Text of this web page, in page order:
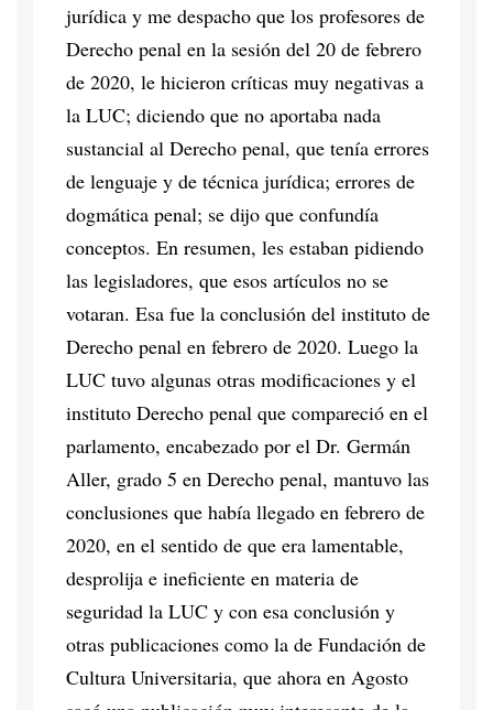
jurídica y me despacho que los profesores de
Derecho penal en la sesión del 20 de febrero
de 2020, le hicieron críticas muy negativas a
la LUC; diciendo que no aportaba nada
sustancial al Derecho penal, que tenía errores
de lenguaje y de técnica jurídica; errores de
dogmática penal; se dijo que confundía
conceptos. En resumen, les estaban pidiendo
las legisladores, que esos artículos no se
votaran. Esa fue la conclusión del instituto de
Derecho penal en febrero de 2020. Luego la
LUC tuvo algunas otras modificaciones y el
instituto Derecho penal que compareció en el
parlamento, encabezado por el Dr. Germán
Aller, grado 5 en Derecho penal, mantuvo las
conclusiones que había llegado en febrero de
2020, en el sentido de que era lamentable,
desprolija e ineficiente en materia de
seguridad la LUC y con esa conclusión y
otras publicaciones como la de Fundación de
Cultura Universitaria, que ahora en Agosto